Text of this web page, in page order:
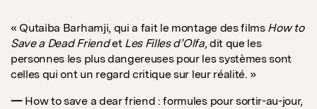
« Qutaiba Barhamji, qui a fait le montage des films How to
Save a Dead Friendet Les Filles d’Olfa, dit que les
personnes les plus dangereuses pour les systèmes sont
celles qui ont un regard critique sur leur réalité. »
—How to save a dear friend : formules pour sortir-au-jour,